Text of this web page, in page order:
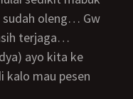
oleng… Gw
terjaga…
kalo mau pesen